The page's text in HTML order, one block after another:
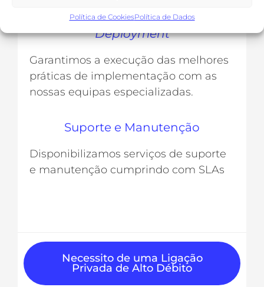
Política de CookiesPolítica de Dados
Deployment
Garantimos a execução das melhores
práticas de implementação com as
nossas equipas especializadas.
Suporte e Manutenção
Disponibilizamos serviços de suporte
e manutenção cumprindo com SLAs
Necessito de uma Ligação
Privada de Alto Débito